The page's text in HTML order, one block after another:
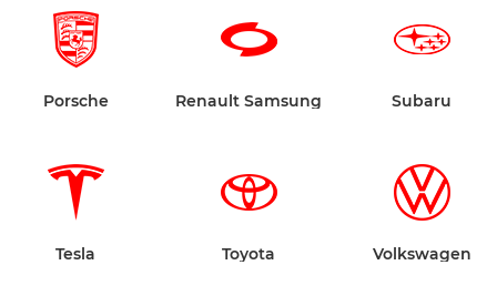
Porsche Renault Samsung Subaru
Tesla Toyota Volkswagen